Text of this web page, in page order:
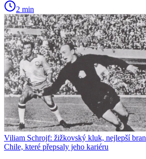
2 min
Viliam Schrojf: žižkovský kluk, nejlepší
Chile, které přepsaly jeho kariéru